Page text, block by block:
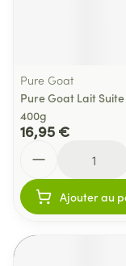
Pure Goat
Pure Goat Lait
400g
16,95 €
Ajouter au